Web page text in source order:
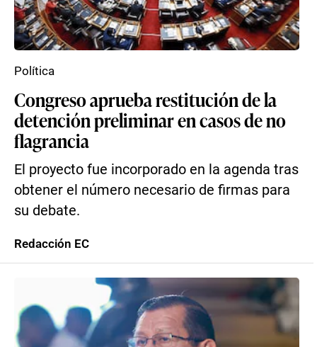
Congreso aprueba restitución de la
detención preliminar en casos de no
flagrancia
El proyecto fue incorporado en la agenda tras
obtener el número necesario de firmas para
su debate.
Política
Redacción EC